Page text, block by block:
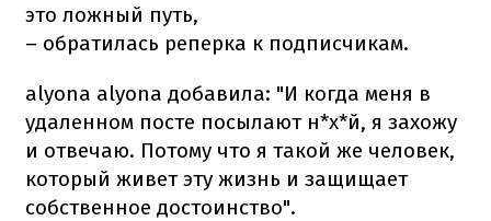
это ложный путь,
– обратилась реперка к подписчикам.
alyona alyona добавила: "И когда меня в
удаленном посте посылают н*х*й, я захожу
и отвечаю. Потому что я такой же человек,
который живет эту жизнь и защищает
собственное достоинство".